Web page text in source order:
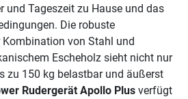
und Tageszeit zu Hause und das
Die robuste
von Stahl und
Escheholz sieht nicht nur
zu 150 kg belastbar und äußerst
Rudergerät Apollo Plus verfügt